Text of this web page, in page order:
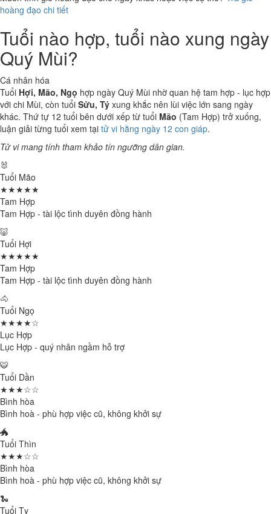
hoàng đạo chi tiết
Tuổi nào hợp, tuổi nào xung ngày
Quý Mùi?
Cá nhân hóa
Tuổi Hợi, Mão, Ngọ hợp ngày Quý Mùi nhờ quan hệ tam hợp - lục hợp
với chi Mùi, còn tuổi Sửu, Tý xung khắc nên lùi việc lớn sang ngày
khác. Thứ tự 12 tuổi bên dưới xếp từ tuổi Mão (Tam Hợp) trở xuống,
luận giải từng tuổi xem tại tử vi hằng ngày 12 con giáp.
Tử vi mang tính tham khảo tín ngưỡng dân gian.
🐰
Tuổi Mão
★★★★★
Tam Hợp
Tam Hợp - tài lộc tình duyên đồng hành
🐷
Tuổi Hợi
★★★★★
Tam Hợp
Tam Hợp - tài lộc tình duyên đồng hành
🐴
Tuổi Ngọ
★★★★☆
Lục Hợp
Lục Hợp - quý nhân ngầm hỗ trợ
🐯
Tuổi Dần
★★★☆☆
Bình hòa
Bình hoà - phù hợp việc cũ, không khởi sự
🐲
Tuổi Thìn
★★★☆☆
Bình hòa
Bình hoà - phù hợp việc cũ, không khởi sự
🐍
Tuổi Tỵ